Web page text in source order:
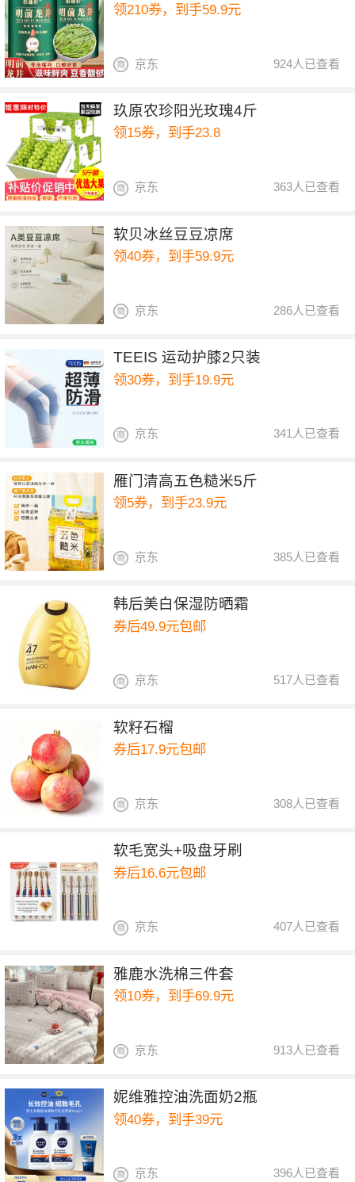
领210券，到手59.9元
924人已查看
京东
玖原农珍阳光玫瑰4斤
领15券，到手23.8
363人已查看
京东
软贝冰丝豆豆凉席
领40券，到手59.9元
286人已查看
京东
TEEIS 运动护膝2只装
领30券，到手19.9元
341人已查看
京东
雁门清高五色糙米5斤
领5券，到手23.9元
385人已查看
京东
韩后美白保湿防晒霜
券后49.9元包邮
517人已查看
京东
软籽石榴
券后17.9元包邮
308人已查看
京东
软毛宽头+吸盘牙刷
券后16.6元包邮
407人已查看
京东
雅鹿水洗棉三件套
领10券，到手69.9元
913人已查看
京东
妮维雅控油洗面奶2瓶
领40券，到手39元
396人已查看
京东